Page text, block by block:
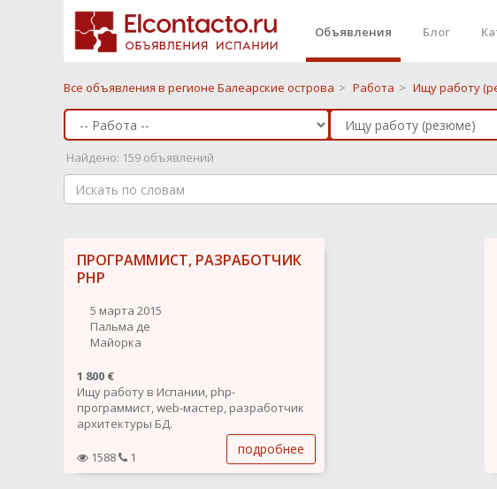
Объявления Блог
Все объявления в регионе Балеарские острова > Работа > Ищу работу
Найдено: 159 объявлений
ПРОГРАММИСТ, РАЗРАБОТЧИК
PHP
5 марта 2015
Пальма де
Майорка
1 800 €
Ищу работу в Испании, php-
программист, web-мастер, разработчик
архитектуры БД.
1588 1 подробнее